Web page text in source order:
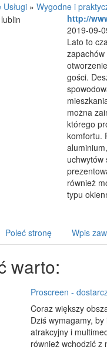
Usługi » Wygodne i
http://
2019-09-
Lato to
gości.
można
którego
komfortu.
uchwytów
również
typu
Poleć stronę Wpis
warto:
Proscreen -
Coraz większy
Dziś wymagamy,
atrakcyjny i
również wchodzić z